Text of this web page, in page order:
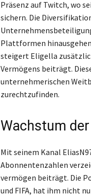
Präsenz auf Twitch, wo
sichern. Die
Plattformen
steigert Eligella
Vermögens beiträgt.
unternehmerischen
zurechtzufinden.
Wachstum
Mit seinem Kanal
Abonnentenzahlen
vermögen beiträgt. Die
und FIFA, hat ihm nicht